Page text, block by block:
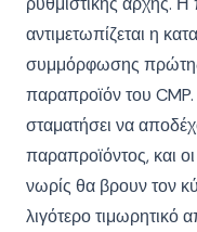
αντιμετωπίζεται η
συμμόρφωσης πρώτης
παραπροϊόν του CMP.
σταματήσει να
παραπροϊόντος, και
νωρίς θα βρουν τον
λιγότερο τιμωρητικό